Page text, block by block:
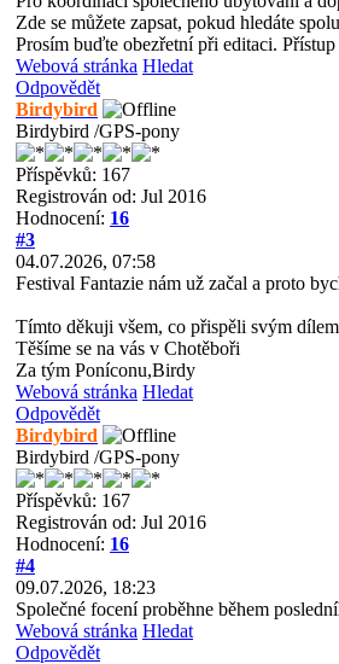
Zde se můžete zapsat, pokud hledáte
Prosím buďte obezřetní při editaci.
Webová stránka Hledat
Odpovědět
Birdybird
Birdybird /GPS-pony
Příspěvků: 167
Registrován od: Jul 2016
Hodnocení: 16
#3
04.07.2026, 07:58
Festival Fantazie nám už začal a proto
Tímto děkuji všem, co přispěli svým
Těšíme se na vás v Chotěboři
Za tým Poníconu,Birdy
Webová stránka Hledat
Odpovědět
Birdybird
Birdybird /GPS-pony
Příspěvků: 167
Registrován od: Jul 2016
Hodnocení: 16
#4
09.07.2026, 18:23
Společné focení proběhne během
Webová stránka Hledat
Odpovědět